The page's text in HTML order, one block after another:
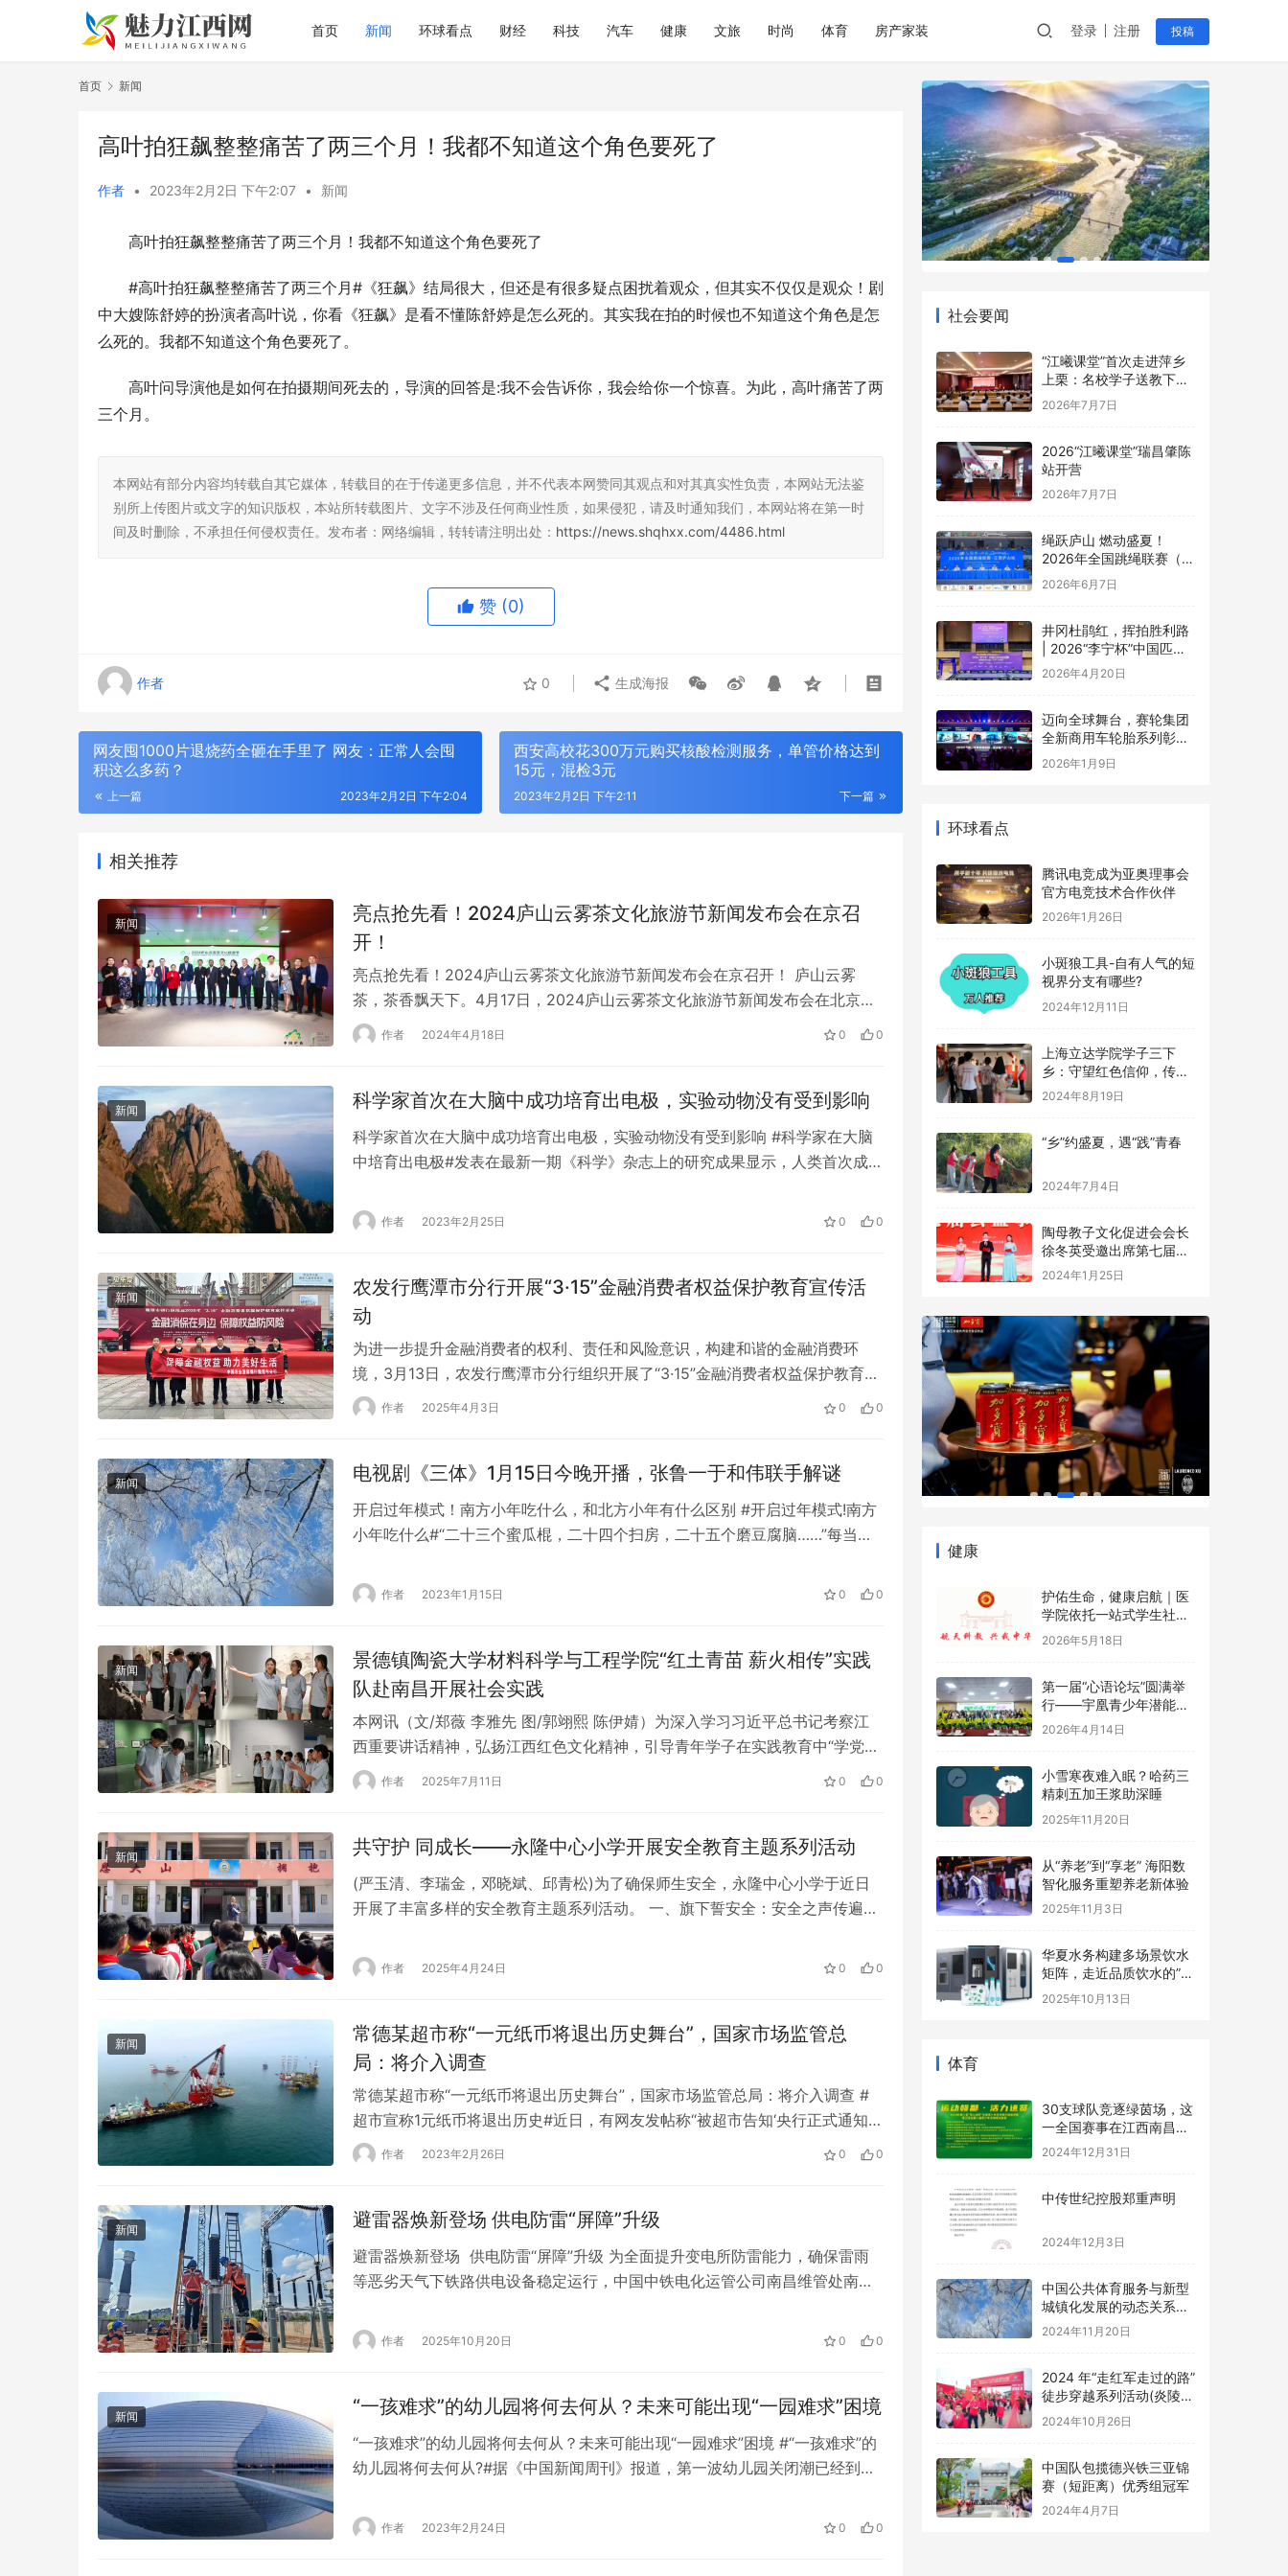
首页 新闻 环球看点 财经 科技 汽车 健康 文旅 时尚 体育 房产家装 登录 注册 投稿
首页 新闻
高叶拍狂飙整整痛苦了两三个月！我都不知道这个角色要死了
作者 • 2023年2月2日 下午2:07 • 新闻
高叶拍狂飙整整痛苦了两三个月！我都不知道这个角色要死了
#高叶拍狂飙整整痛苦了两三个月#《狂飙》结局很大，但还是有很多疑点困扰着观众，但其实不仅仅是观众！剧
中大嫂陈舒婷的扮演者高叶说，你看《狂飙》是看不懂陈舒婷是怎么死的。其实我在拍的时候也不知道这个角色是怎
么死的。我都不知道这个角色要死了。
高叶问导演他是如何在拍摄期间死去的，导演的回答是:我不会告诉你，我会给你一个惊喜。为此，高叶痛苦了两
三个月。
本网站有部分内容均转载自其它媒体，转载目的在于传递更多信息，并不代表本网赞同其观点和对其真实性负责，本网站无法鉴
别所上传图片或文字的知识版权，本站所转载图片、文字不涉及任何商业性质，如果侵犯，请及时通知我们，本网站将在第一时
间及时删除，不承担任何侵权责任。发布者：网络编辑，转转请注明出处： https://news.shqhxx.com/4486.html
赞 (0)
作者 0 生成海报
网友囤1000片退烧药全砸在手里了 网友：正常人会囤
积这么多药？
上一篇 2023年2月2日 下午2:04
西安高校花300万元购买核酸检测服务，单管价格达到
15元，混检3元
下一篇
2023年2月2日 下午2:11
相关推荐
新闻
亮点抢先看！2024庐山云雾茶文化旅游节新闻发布会在京召
开！
亮点抢先看！2024庐山云雾茶文化旅游节新闻发布会在京召开！ 庐山云雾
茶，茶香飘天下。4月17日，2024庐山云雾茶文化旅游节新闻发布会在北京召
开，向大家介绍本届旅游节的筹备情况和精彩亮点。庐山市委副书记程剑，庐
组…
作者 2024年4月18日 0 0
新闻 科学家首次在大脑中成功培育出电极，实验动物没有受到影响
科学家首次在大脑中成功培育出电极，实验动物没有受到影响 #科学家在大脑
中培育出电极#发表在最新一期《科学》杂志上的研究成果显示，人类首次成功
大学的研究人员进行的。他们利用人类分子作为触发器，首次在活体组织中成
功培育出电极，为在生物体内形成完全集成的电子电路铺平了道路。 将电子设
作者 2023年2月25日 0 0
新闻
农发行鹰潭市分行开展“3·15”金融消费者权益保护教育宣传活
动
为进一步提升金融消费者的权利、责任和风险意识，构建和谐的金融消费环
境，3月13日，农发行鹰潭市分行组织开展了“3·15”金融消费者权益保护教育宣
传活动。 活动期间，该行坚持线上线下相结合，积极围绕“保障金融权益 助力
语，…
作者 2025年4月3日 0 0
新闻 电视剧《三体》1月15日今晚开播，张鲁一于和伟联手解谜
开启过年模式！南方小年吃什么，和北方小年有什么区别 #开启过年模式!南方
小年吃什么#“二十三个蜜瓜棍，二十四个扫房，二十五个磨豆腐脑……”每当唱
着打扫房屋，准备新年的各种食物…虽然南北方的小年日期不同，但今年恰逢
作者 2023年1月15日 0 0
新闻
景德镇陶瓷大学材料科学与工程学院“红土青苗 薪火相传”实践
队赴南昌开展社会实践
本网讯（文/郑薇 李雅先 图/郭翊熙 陈伊婧）为深入学习习近平总书记考察江
西重要讲话精神，弘扬江西红色文化精神，引导青年学子在实践教育中“学党
史、悟精神、强担当、做贡献”。6月26日—6月30日，景德镇陶瓷大学材料科
聚…
作者 2025年7月11日 0 0
新闻 共守护 同成长——永隆中心小学开展安全教育主题系列活动
(严玉清、李瑞金，邓晓斌、邱青松)为了确保师生安全，永隆中心小学于近日
开展了丰富多样的安全教育主题系列活动。 一、旗下誓安全：安全之声传遍校
校纪展开，强调了安全教育的重要性和必要性。 二、班会话安全：安全知识浸
润童心 根据不同年龄段学生的认知特点，各年级开展了主题鲜明的班会课，让
作者 2025年4月24日 0 0
新闻
常德某超市称“一元纸币将退出历史舞台”，国家市场监管总
局：将介入调查
常德某超市称“一元纸币将退出历史舞台”，国家市场监管总局：将介入调查 #
超市宣称1元纸币将退出历史#近日，有网友发帖称“被超市告知‘央行正式通知:
一元纸币将退出历史舞台’”，引发网友热议和广泛关注。2月24日，湖南常德市
回…
作者 2023年2月26日 0 0
新闻 避雷器焕新登场 供电防雷“屏障”升级
避雷器焕新登场 供电防雷“屏障”升级 为全面提升变电所防雷能力，确保雷雨
等恶劣天气下铁路供电设备稳定运行，中国中铁电化运管公司南昌维管处南昌
雷击“免疫力”。 为保障避雷器大修更换安全有序推进，南昌维管段提前谋划、
作者 2025年10月20日 0 0
新闻 “一孩难求”的幼儿园将何去何从？未来可能出现“一园难求”困境
“一孩难求”的幼儿园将何去何从？未来可能出现“一园难求”困境 #“一孩难求”的
幼儿园将何去何从?#据《中国新闻周刊》报道，第一波幼儿园关闭潮已经到
分公办幼儿园不满。这种情况不仅出现在北京这样的一线城市，也出现在山东
作者 2023年2月24日 0 0
社会要闻
“江曦课堂”首次走进萍乡
上栗：名校学子送教下乡
点亮乡村少年暑期梦
2026年7月7日
2026“江曦课堂”瑞昌肇陈
站开营
2026年7月7日
绳跃庐山 燃动盛夏！
2026年全国跳绳联赛（江
西庐山站）盛大开幕
2026年6月7日
井冈杜鹃红，挥拍胜利路
| 2026“李宁杯”中国匹克
球巡回赛井冈山站圆满落
2026年4月20日
迈向全球舞台，赛轮集团
全新商用车轮胎系列彰显
中国品牌实力
2026年1月9日
环球看点
腾讯电竞成为亚奥理事会
官方电竞技术合作伙伴
2026年1月26日
小斑狼工具-自有人气的短
视界分支有哪些?
2024年12月11日
上海立达学院学子三下
乡：守望红色信仰，传承
革命记忆
2024年8月19日
“乡”约盛夏，遇“践”青春
2024年7月4日
陶母教子文化促进会会长
徐冬英受邀出席第七届公
益事业大典
2024年1月25日
健康
护佑生命，健康启航｜医
学院依托一站式学生社区
开展5·12国际护士节沉浸
式健康科普游园会
2026年5月18日
第一届“心语论坛”圆满举
行——宇凰青少年潜能成
长基地协办，助力青少年
心理健康事业
2026年4月14日
小雪寒夜难入眠？哈药三
精刺五加王浆助深睡
2025年11月20日
从“养老”到“享老” 海阳数
智化服务重塑养老新体验
2025年11月3日
华夏水务构建多场景饮水
矩阵，走近品质饮水的”最
后一米“
2025年10月13日
体育
30支球队竞逐绿茵场，这
一全国赛事在江西南昌进
贤县开赛
2024年12月31日
中传世纪控股郑重声明
2024年12月3日
中国公共体育服务与新型
城镇化发展的动态关系及
优化路径研究
2024年11月20日
2024 年“走红军走过的路”
徒步穿越系列活动(炎陵
站) 举办
2024年10月26日
中国队包揽德兴铁三亚锦
赛（短距离）优秀组冠军
2024年4月7日